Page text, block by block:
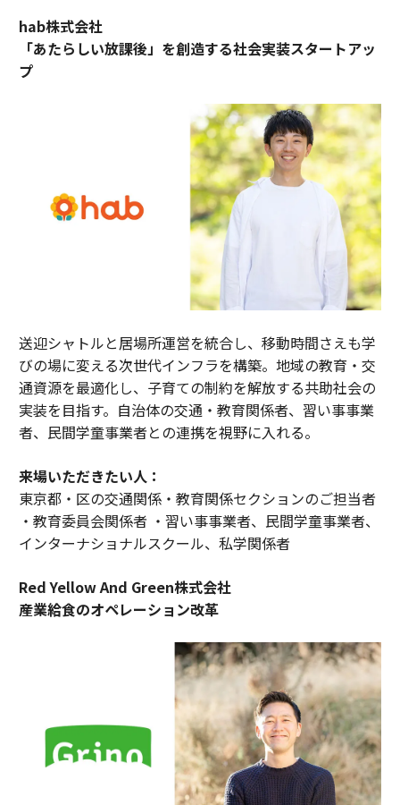
hab株式会社
「あたらしい放課後」を創造する社会実装スタートアッ
プ
送迎シャトルと居場所運営を統合し、移動時間さえも学
びの場に変える次世代インフラを構築。地域の教育・交
通資源を最適化し、子育ての制約を解放する共助社会の
実装を目指す。自治体の交通・教育関係者、習い事事業
者、民間学童事業者との連携を視野に入れる。
来場いただきたい人：
東京都・区の交通関係・教育関係セクションのご担当者
・教育委員会関係者 ・習い事事業者、民間学童事業者、
インターナショナルスクール、私学関係者
Red Yellow And Green株式会社
産業給食のオペレーション改革